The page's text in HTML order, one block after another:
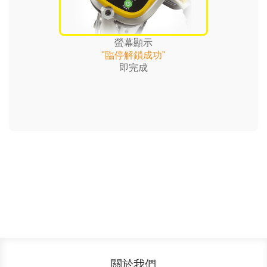
螢幕顯示
"臨停解鎖成功"
即完成
關於我們